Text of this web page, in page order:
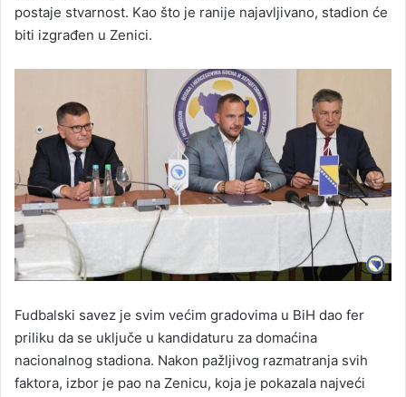
postaje stvarnost. Kao što je ranije najavljivano, stadion će
biti izgrađen u Zenici.
Fudbalski savez je svim većim gradovima u BiH dao fer
priliku da se uključe u kandidaturu za domaćina
nacionalnog stadiona. Nakon pažljivog razmatranja svih
faktora, izbor je pao na Zenicu, koja je pokazala najveći